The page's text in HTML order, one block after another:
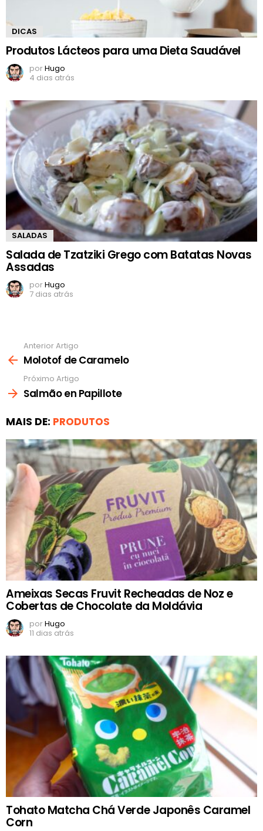
DICAS
Produtos Lácteos para uma Dieta Saudável
porHugo
4 dias atrás
SALADAS
Salada de Tzatziki Grego com Batatas Novas
Assadas
porHugo
7 dias atrás
mais
Anterior Artigo
Molotof de Caramelo
Próximo Artigo
Salmão en Papillote
MAIS DE: PRODUTOS
Ameixas Secas Fruvit Recheadas de Noz e
Cobertas de Chocolate da Moldávia
porHugo
11 dias atrás
Tohato Matcha Chá Verde Japonês Caramel
Corn